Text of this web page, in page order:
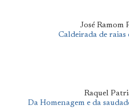
José Ramom
Caldeirada de raias
Raquel
Da Homenagem e da